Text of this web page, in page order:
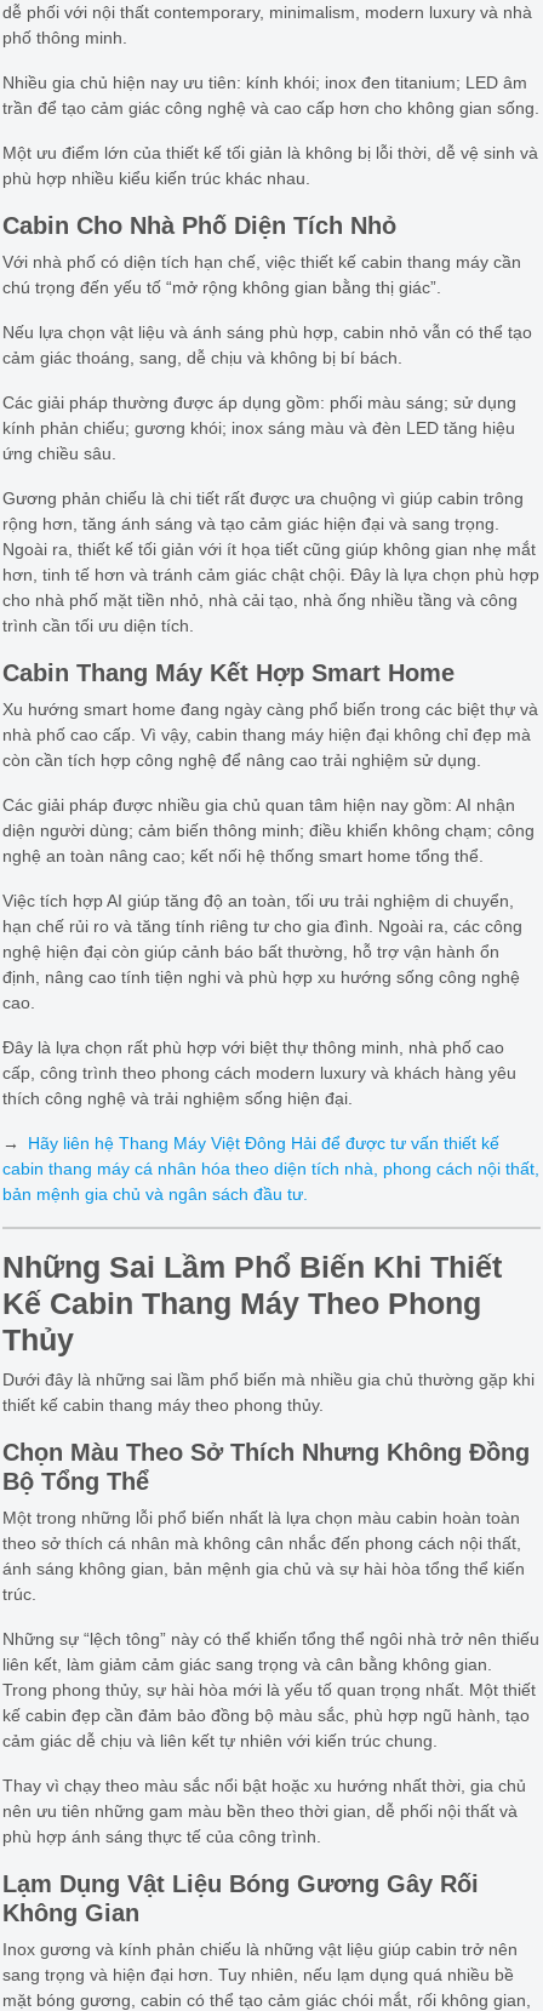
dễ phối với nội thất contemporary, minimalism, modern luxury và nhà
phố thông minh.
Nhiều gia chủ hiện nay ưu tiên: kính khói; inox đen titanium; LED âm
trần để tạo cảm giác công nghệ và cao cấp hơn cho không gian sống.
Một ưu điểm lớn của thiết kế tối giản là không bị lỗi thời, dễ vệ sinh và
phù hợp nhiều kiểu kiến trúc khác nhau.
Cabin Cho Nhà Phố Diện Tích Nhỏ
Với nhà phố có diện tích hạn chế, việc thiết kế cabin thang máy cần
chú trọng đến yếu tố “mở rộng không gian bằng thị giác”.
Nếu lựa chọn vật liệu và ánh sáng phù hợp, cabin nhỏ vẫn có thể tạo
cảm giác thoáng, sang, dễ chịu và không bị bí bách.
Các giải pháp thường được áp dụng gồm: phối màu sáng; sử dụng
kính phản chiếu; gương khói; inox sáng màu và đèn LED tăng hiệu
ứng chiều sâu.
Gương phản chiếu là chi tiết rất được ưa chuộng vì giúp cabin trông
rộng hơn, tăng ánh sáng và tạo cảm giác hiện đại và sang trọng.
Ngoài ra, thiết kế tối giản với ít họa tiết cũng giúp không gian nhẹ mắt
hơn, tinh tế hơn và tránh cảm giác chật chội. Đây là lựa chọn phù hợp
cho nhà phố mặt tiền nhỏ, nhà cải tạo, nhà ống nhiều tầng và công
trình cần tối ưu diện tích.
Cabin Thang Máy Kết Hợp Smart Home
Xu hướng smart home đang ngày càng phổ biến trong các biệt thự và
nhà phố cao cấp. Vì vậy, cabin thang máy hiện đại không chỉ đẹp mà
còn cần tích hợp công nghệ để nâng cao trải nghiệm sử dụng.
Các giải pháp được nhiều gia chủ quan tâm hiện nay gồm: AI nhận
diện người dùng; cảm biến thông minh; điều khiển không chạm; công
nghệ an toàn nâng cao; kết nối hệ thống smart home tổng thể.
Việc tích hợp AI giúp tăng độ an toàn, tối ưu trải nghiệm di chuyển,
hạn chế rủi ro và tăng tính riêng tư cho gia đình. Ngoài ra, các công
nghệ hiện đại còn giúp cảnh báo bất thường, hỗ trợ vận hành ổn
định, nâng cao tính tiện nghi và phù hợp xu hướng sống công nghệ
cao.
Đây là lựa chọn rất phù hợp với biệt thự thông minh, nhà phố cao
cấp, công trình theo phong cách modern luxury và khách hàng yêu
thích công nghệ và trải nghiệm sống hiện đại.
→
Hãy liên hệ Thang Máy Việt Đông Hải để được tư vấn thiết kế
cabin thang máy cá nhân hóa theo diện tích nhà, phong cách nội thất,
bản mệnh gia chủ và ngân sách đầu tư.
Những Sai Lầm Phổ Biến Khi Thiết
Kế Cabin Thang Máy Theo Phong
Thủy
Dưới đây là những sai lầm phổ biến mà nhiều gia chủ thường gặp khi
thiết kế cabin thang máy theo phong thủy.
Chọn Màu Theo Sở Thích Nhưng Không Đồng
Bộ Tổng Thể
Một trong những lỗi phổ biến nhất là lựa chọn màu cabin hoàn toàn
theo sở thích cá nhân mà không cân nhắc đến phong cách nội thất,
ánh sáng không gian, bản mệnh gia chủ và sự hài hòa tổng thể kiến
trúc.
Những sự “lệch tông” này có thể khiến tổng thể ngôi nhà trở nên thiếu
liên kết, làm giảm cảm giác sang trọng và cân bằng không gian.
Trong phong thủy, sự hài hòa mới là yếu tố quan trọng nhất. Một thiết
kế cabin đẹp cần đảm bảo đồng bộ màu sắc, phù hợp ngũ hành, tạo
cảm giác dễ chịu và liên kết tự nhiên với kiến trúc chung.
Thay vì chạy theo màu sắc nổi bật hoặc xu hướng nhất thời, gia chủ
nên ưu tiên những gam màu bền theo thời gian, dễ phối nội thất và
phù hợp ánh sáng thực tế của công trình.
Lạm Dụng Vật Liệu Bóng Gương Gây Rối
Không Gian
Inox gương và kính phản chiếu là những vật liệu giúp cabin trở nên
sang trọng và hiện đại hơn. Tuy nhiên, nếu lạm dụng quá nhiều bề
mặt bóng gương, cabin có thể tạo cảm giác chói mắt, rối không gian,